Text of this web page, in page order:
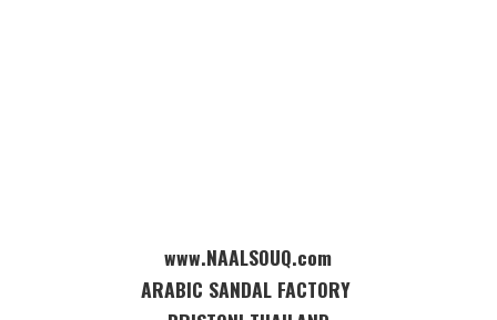
www.NAALSOUQ.com
ARABIC SANDAL FACTORY